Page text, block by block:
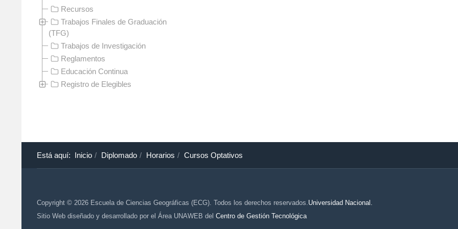
Recursos
Trabajos Finales de Graduación
(TFG)
Trabajos de Investigación
Reglamentos
Educación Continua
Registro de Elegibles
Está aquí: Inicio Diplomado Horarios Cursos Optativos
Copyright © 2026 Escuela de Ciencias Geográficas (ECG). Todos los derechos reservados.Universidad Nacional.
Sitio Web diseñado y desarrollado por el Área UNAWEB del Centro de Gestión Tecnológica